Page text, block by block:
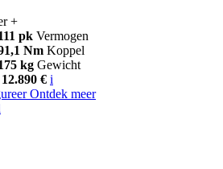
+
pk Vermogen
Nm Koppel
kg Gewicht
€ i
Ontdek meer